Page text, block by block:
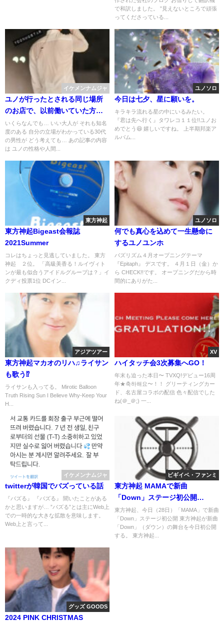
で和訳しました。 ”見えないところで頑張
ってくださっている...
イケメンナムジャ
ユノが行ったとされる同じ場所
のお店で、以前働いていた方の
話。
いくらなんでも… いい大人が それも知名
度のある 自分の立場がわかっている30代
の男性が どう考えても… あの記事の内容
は ユノの性格や人間...
ユノソロ
今日は七夕、星に願いを。
キラキラ流れる星の中にいるみたい。
『君は先へ行く』タワレコ１１位!!ユノお
めでとう😆 嬉しいですね。 上半期邦楽ア
ルバム...
東方神起
東方神起Bigeast会報誌
2021Summer
コレはちょっと見逃していました。 東方
神起 ２位。 「高級美香る！ルイヴィト
ンが最も似合うアイドルグループは？」イ
クディ投票1位 DCイン...
ユノソロ
何でも真心を込めて一生懸命に
するユノユンホ
バズリズム４月オープニングテーマ
『Epitaph』 デスです。 ４月１日（金）か
ら CHECK!!です。 オープニングだから時
間的にありがた...
アジアツアー
東方神起マカオのリハ♫ライサン
も歌う⁉
ライサンも入ってる。 Mirotic Balloon
Truth Rising Sun I Believe Why-Keep Your
H...
XV
ハイタッチ会3次募集へGO！
年末も迫った本日〜 TVXQ!デビュー16周
年★축하해요〜！！ グリーティングカー
ド、名古屋コラボの配信 色々配信でした
ね(＠_＠;) 一...
イケメンナムジャ
twitterが韓国でバズっている話
『バズる』 『バズる』 聞いたことがある
かと思いますが… ”バズる”とは主にWeb上
での一時的な大きな拡散を意味します。
Web上と言って...
ビギイベ・ファンミ
東方神起 MAMAで新曲
「Down」ステージ初公開
&11/27幕張ファンミXレポ
東方神起、今日（28日）「MAMA」で新曲
「Down」ステージ初公開 東方神起が新曲
「Down」（ダウン）の舞台を今日初公開
する。 東方神起...
グッズ GOODS
2024 PINK CHRISTMAS